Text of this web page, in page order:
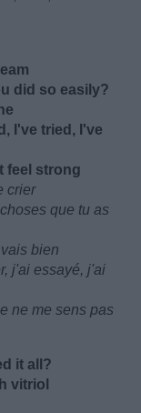
did so easily?
I've tried, I've
feel strong
crier
que tu as
bien
j'ai essayé, j'ai
ne me sens pas
it all?
vitriol